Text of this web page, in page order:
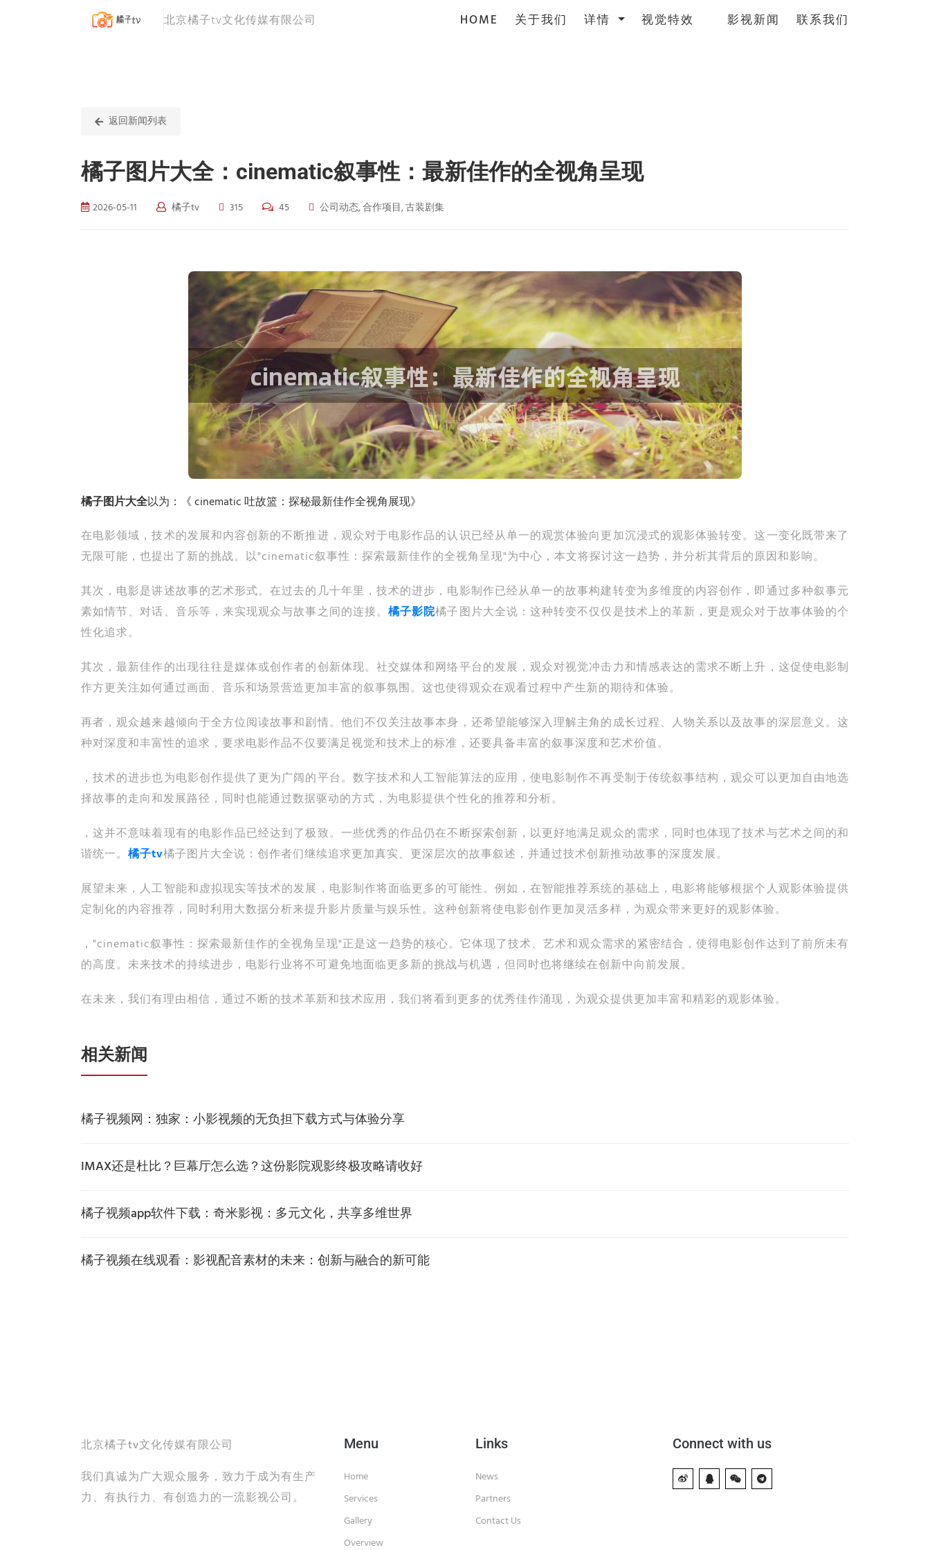
北京橘子tv文化传媒有限公司 HOME (current)
关于我们 详情 视觉特效 影视新闻 联系我们
返回新闻列表
橘子图片大全：cinematic叙事性：最新佳作的全视角呈现
2026-05-11 橘子tv 315 45 公司动态, 合作项目, 古装剧集
橘子图片大全以为：《 cinematic 吐故篮：探秘最新佳作全视角展现》
在电影领域，技术的发展和内容创新的不断推进，观众对于电影作品的认识已经从单一的观赏体验向更加沉浸式的观影体验转变。这一变化既带来了
无限可能，也提出了新的挑战。以"cinematic叙事性：探索最新佳作的全视角呈现"为中心，本文将探讨这一趋势，并分析其背后的原因和影响。
其次，电影是讲述故事的艺术形式。在过去的几十年里，技术的进步，电影制作已经从单一的故事构建转变为多维度的内容创作，即通过多种叙事元
素如情节、对话、音乐等，来实现观众与故事之间的连接。橘子影院橘子图片大全说：这种转变不仅仅是技术上的革新，更是观众对于故事体验的个
性化追求。
其次，最新佳作的出现往往是媒体或创作者的创新体现。社交媒体和网络平台的发展，观众对视觉冲击力和情感表达的需求不断上升，这促使电影制
作方更关注如何通过画面、音乐和场景营造更加丰富的叙事氛围。这也使得观众在观看过程中产生新的期待和体验。
再者，观众越来越倾向于全方位阅读故事和剧情。他们不仅关注故事本身，还希望能够深入理解主角的成长过程、人物关系以及故事的深层意义。这
种对深度和丰富性的追求，要求电影作品不仅要满足视觉和技术上的标准，还要具备丰富的叙事深度和艺术价值。
，技术的进步也为电影创作提供了更为广阔的平台。数字技术和人工智能算法的应用，使电影制作不再受制于传统叙事结构，观众可以更加自由地选
择故事的走向和发展路径，同时也能通过数据驱动的方式，为电影提供个性化的推荐和分析。
，这并不意味着现有的电影作品已经达到了极致。一些优秀的作品仍在不断探索创新，以更好地满足观众的需求，同时也体现了技术与艺术之间的和
谐统一。 橘子tv橘子图片大全说：创作者们继续追求更加真实、更深层次的故事叙述，并通过技术创新推动故事的深度发展。
展望未来，人工智能和虚拟现实等技术的发展，电影制作将面临更多的可能性。例如，在智能推荐系统的基础上，电影将能够根据个人观影体验提供
定制化的内容推荐，同时利用大数据分析来提升影片质量与娱乐性。这种创新将使电影创作更加灵活多样，为观众带来更好的观影体验。
，"cinematic叙事性：探索最新佳作的全视角呈现"正是这一趋势的核心。它体现了技术、艺术和观众需求的紧密结合，使得电影创作达到了前所未有
的高度。未来技术的持续进步，电影行业将不可避免地面临更多新的挑战与机遇，但同时也将继续在创新中向前发展。
在未来，我们有理由相信，通过不断的技术革新和技术应用，我们将看到更多的优秀佳作涌现，为观众提供更加丰富和精彩的观影体验。
相关新闻
橘子视频网：独家：小影视频的无负担下载方式与体验分享
IMAX还是杜比？巨幕厅怎么选？这份影院观影终极攻略请收好
橘子视频app软件下载：奇米影视：多元文化，共享多维世界
橘子视频在线观看：影视配音素材的未来：创新与融合的新可能
北京橘子tv文化传媒有限公司
我们真诚为广大观众服务，致力于成为有生产
力、有执行力、有创造力的一流影视公司。
Menu
Home
Services
Gallery
Overview
Links
News
Partners
Contact Us
Connect with us